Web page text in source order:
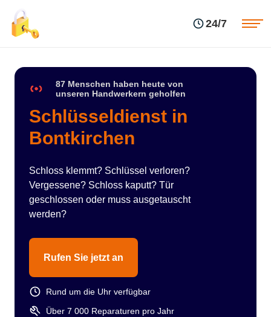
24/7
87 Menschen haben heute von
unseren Handwerkern geholfen
Schlüsseldienst in
Bontkirchen
Schloss klemmt? Schlüssel verloren?
Vergessene? Schloss kaputt? Tür
geschlossen oder muss ausgetauscht
werden?
Rufen Sie jetzt an
Rund um die Uhr verfügbar
Über 7 000 Reparaturen pro Jahr